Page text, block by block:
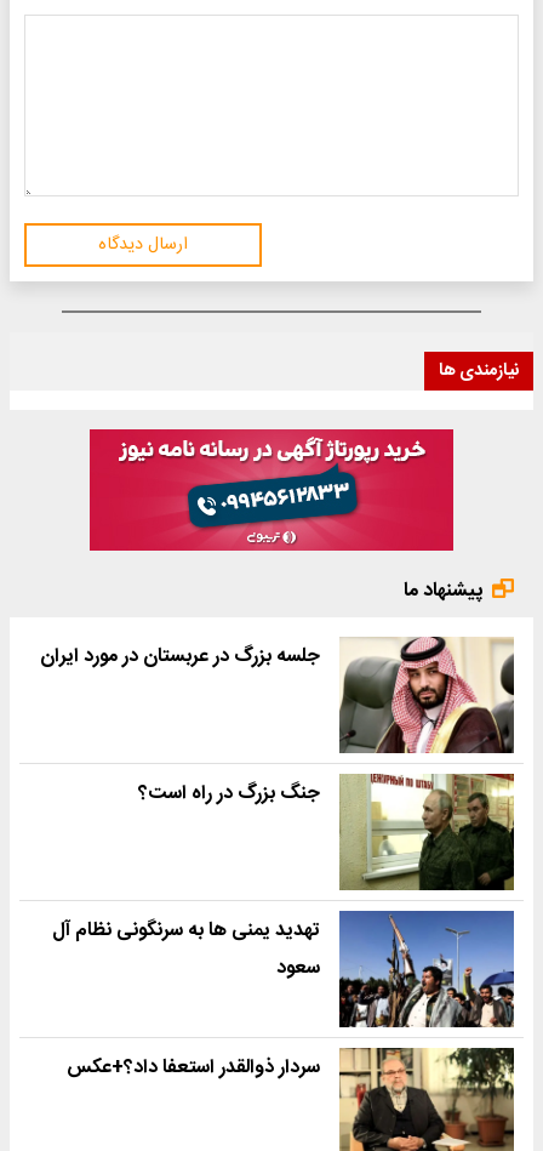
ارسال دیدگاه
نیازمندی ها
پیشنهاد ما
جلسه بزرگ در عربستان در مورد ایران
جنگ بزرگ در راه است؟
تهدید یمنی ها به سرنگونی نظام آل
سعود
سردار ذوالقدر استعفا داد؟+عکس